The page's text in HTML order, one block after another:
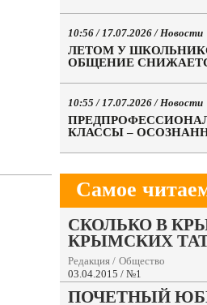
10:56 / 17.07.2026 /Новости
ЛЕТОМ У
ОБЩЕНИЕ
10:55 / 17.07.2026 /Новости
КЛАССЫ –
Самое
СКОЛЬКО В
КРЫМСКИХ
Редакция / Общество
03.04.2015 / №1
ПОЧЕТНЫЙ